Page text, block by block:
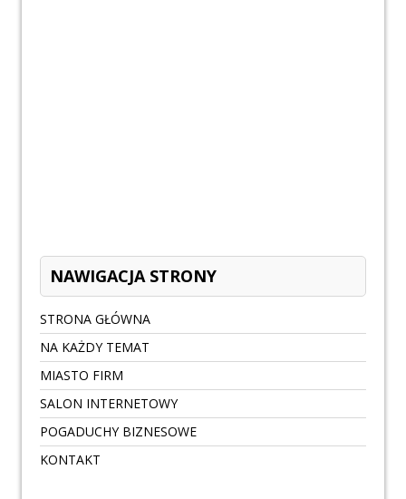
NAWIGACJA STRONY
STRONA GŁÓWNA
NA KAŻDY TEMAT
MIASTO FIRM
SALON INTERNETOWY
POGADUCHY BIZNESOWE
KONTAKT